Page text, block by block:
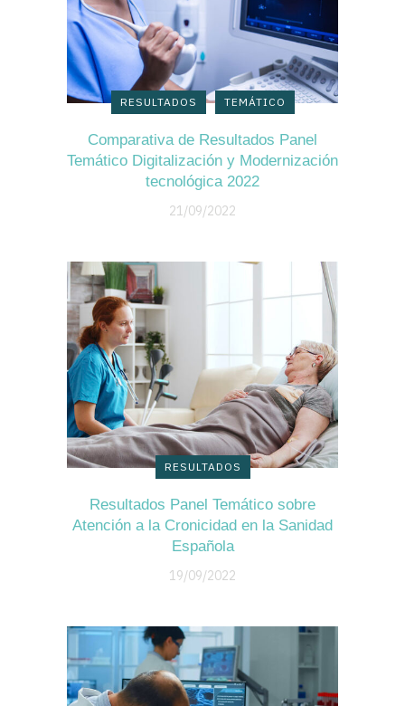
RESULTADOS TEMÁTICO
Comparativa de Resultados Panel
Temático Digitalización y Modernización
tecnológica 2022
21/09/2022
RESULTADOS
Resultados Panel Temático sobre
Atención a la Cronicidad en la Sanidad
Española
19/09/2022